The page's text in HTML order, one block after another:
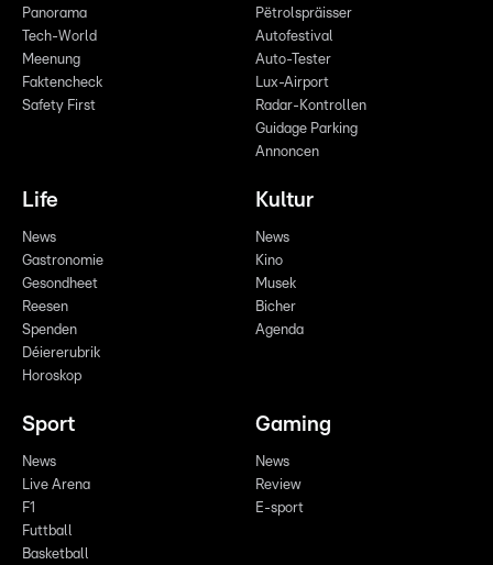
Panorama
Tech-World
Meenung
Faktencheck
Safety First
Pëtrolspräisser
Autofestival
Auto-Tester
Lux-Airport
Radar-Kontrollen
Guidage Parking
Annoncen
Life
News
Gastronomie
Gesondheet
Reesen
Spenden
Déiererubrik
Horoskop
Kultur
News
Kino
Musek
Bicher
Agenda
Sport
News
Live Arena
F1
Futtball
Basketball
Gaming
News
Review
E-sport